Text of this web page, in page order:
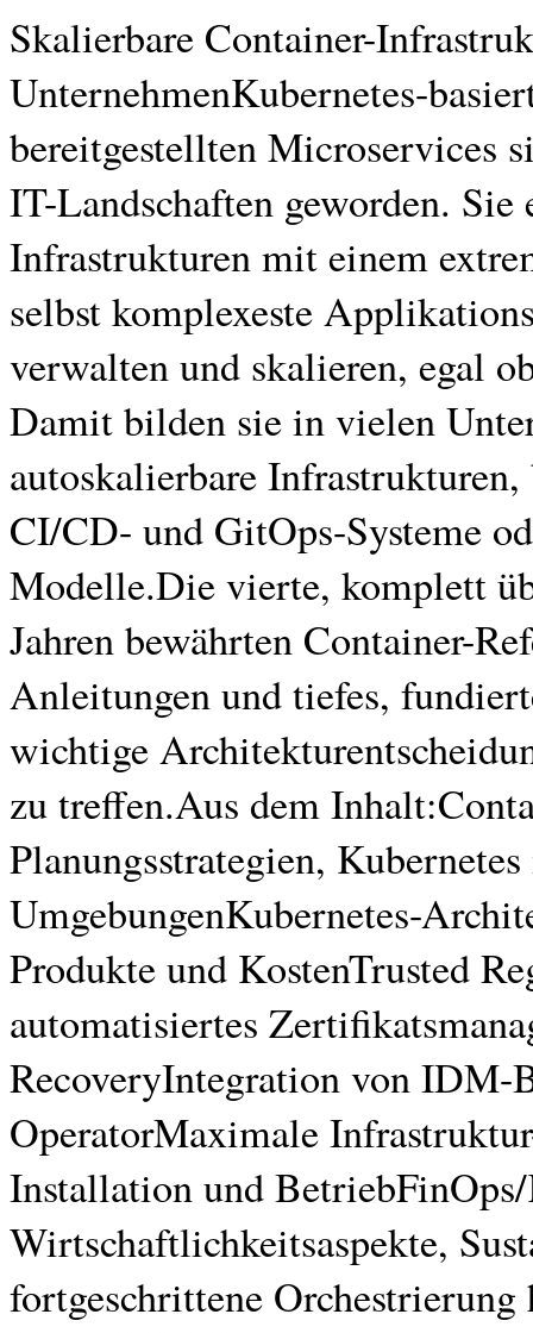
Skalierbare Container-
UnternehmenKubernetes-
bereitgestellten Microservices
IT-Landschaften geworden.
Infrastrukturen mit einem
selbst komplexeste
verwalten und skalieren, egal
Damit bilden sie in vielen
autoskalierbare
CI/CD- und GitOps-Systeme
Modelle.Die vierte, komplett
Jahren bewährten Container-
Anleitungen und tiefes,
wichtige
zu treffen.Aus dem
Planungsstrategien,
UmgebungenKubernetes-
Produkte und KostenTrusted
automatisiertes
RecoveryIntegration von IDM-
OperatorMaximale
Installation und
Wirtschaftlichkeitsaspekte,
fortgeschrittene